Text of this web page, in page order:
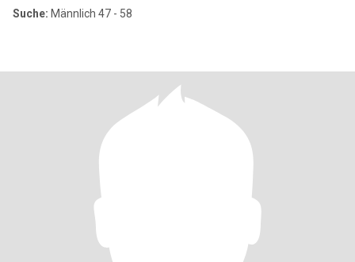
Suche: Männlich 47 - 58